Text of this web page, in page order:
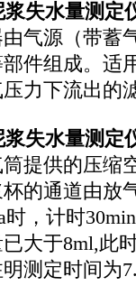
浆失水量测定
气源（带蓄
件组成。适
力下流出的
浆失水量测定
提供的压缩
杯的通道由放
时，计时
大于8ml,此
测定时间为